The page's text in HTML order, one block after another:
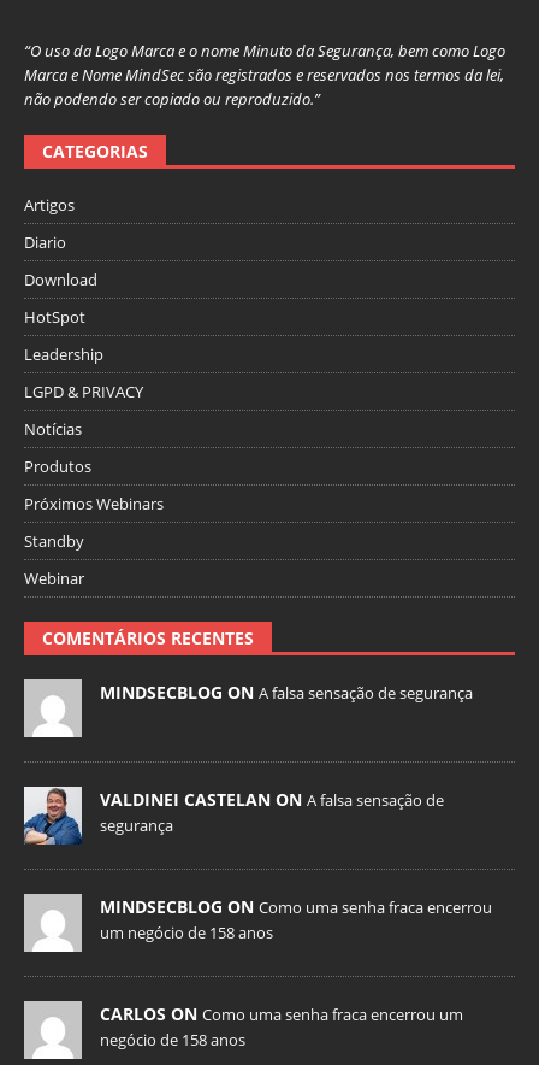
“O uso da Logo Marca e o nome Minuto da Segurança, bem como Logo
Marca e Nome MindSec são registrados e reservados nos termos da lei,
não podendo ser copiado ou reproduzido.”
CATEGORIAS
Artigos
Diario
Download
HotSpot
Leadership
LGPD & PRIVACY
Notícias
Produtos
Próximos Webinars
Standby
Webinar
COMENTÁRIOS RECENTES
MINDSECBLOG ON A falsa sensação de segurança
VALDINEI CASTELAN ON A falsa sensação de
segurança
MINDSECBLOG ON Como uma senha fraca encerrou
um negócio de 158 anos
CARLOS ON Como uma senha fraca encerrou um
negócio de 158 anos